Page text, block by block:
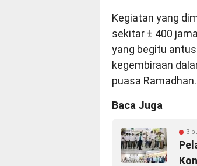
Kegiatan yang
sekitar ± 400
yang begitu
kegembiraan
puasa Ramadhan.
Baca Juga
3